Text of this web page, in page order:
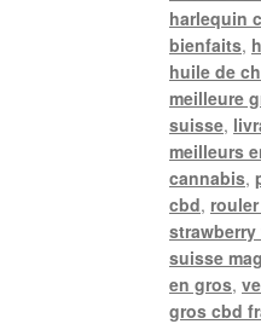
harlequin
bienfaits,
huile de
meilleure
suisse,
meilleurs
cannabis,
cbd,
strawberry
suisse
en gros,
gros cbd